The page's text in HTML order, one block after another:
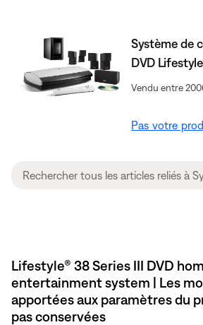
Système de
DVD
Vendu entre
Pas votre
Lifestyle® 38 Series III DVD
entertainment system | Les
apportées aux paramètres du
pas conservées